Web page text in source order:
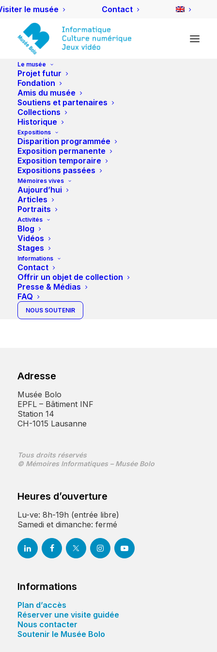
le musée Contact
Le musée
Projet futur
Fondation
Amis du musée
Soutiens et partenaires
Collections
Historique
Expositions
Disparition programmée
Exposition permanente
Exposition temporaire
Expositions passées
Mémoires vives
Aujourd’hui
Articles
Portraits
Activités
Blog
Vidéos
Stages
Informations
Contact
Offrir un objet de collection
Presse & Médias
FAQ
NOUS SOUTENIR
Installation montage local stockage
Accueil
Installation montage local stockage
Installation montage local stockage
Installation montage local
stockage
24 MAI 2015
Adresse
Musée Bolo
EPFL – Bâtiment INF
Station 14
CH-1015 Lausanne
Tous droits réservés
© Mémoires Informatiques – Musée Bolo
Heures d’ouverture
Lu-ve: 8h-19h (entrée libre)
Samedi et dimanche: fermé
Informations
Plan d’accès
Réserver une visite guidée
Nous contacter
Soutenir le Musée Bolo